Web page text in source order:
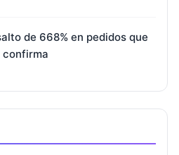
de 668% en pedidos que
confirma